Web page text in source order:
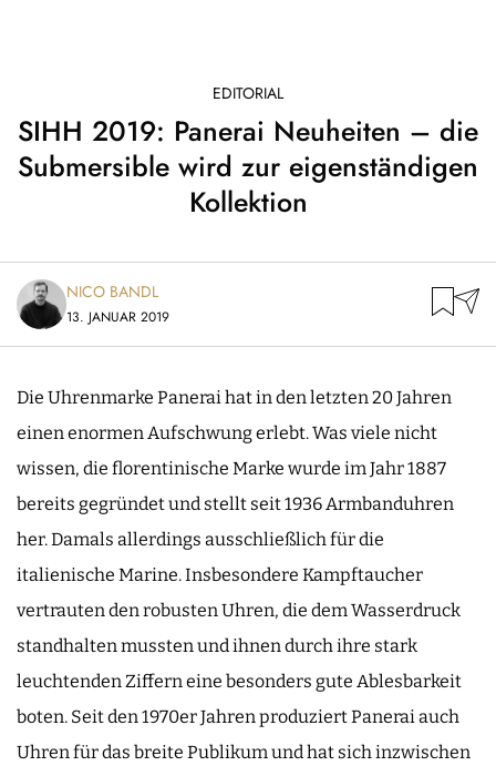
EDITORIAL
SIHH 2019: Panerai Neuheiten – die
Submersible wird zur eigenständigen
Kollektion
NICO BANDL
13. JANUAR 2019
Die Uhrenmarke Panerai hat in den letzten 20 Jahren
einen enormen Aufschwung erlebt. Was viele nicht
wissen, die florentinische Marke wurde im Jahr 1887
bereits gegründet und stellt seit 1936 Armbanduhren
her. Damals allerdings ausschließlich für die
italienische Marine. Insbesondere Kampftaucher
vertrauten den robusten Uhren, die dem Wasserdruck
standhalten mussten und ihnen durch ihre stark
leuchtenden Ziffern eine besonders gute Ablesbarkeit
boten. Seit den 1970er Jahren produziert Panerai auch
Uhren für das breite Publikum und hat sich inzwischen